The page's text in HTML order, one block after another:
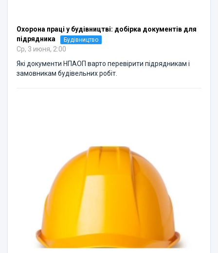
Охорона праці у будівництві: добірка документів для
підрядника
Будівництво
Ср, 3 июня, 2:00
Які документи НПАОП варто перевірити підрядникам і
замовникам будівельних робіт.